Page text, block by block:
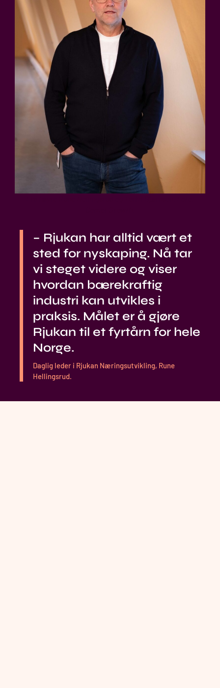
– Rjukan har alltid vært et
sted for nyskaping. Nå tar
vi steget videre og viser
hvordan bærekraftig
industri kan utvikles i
praksis. Målet er å gjøre
Rjukan til et fyrtårn for hele
Norge.
Daglig leder i Rjukan Næringsutvikling, Rune
Hellingsrud.